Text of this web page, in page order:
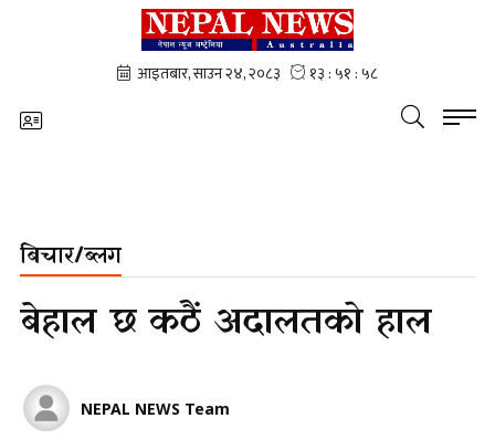
बिचार/ब्लग
बेहाल छ कठैं अदालतको हाल
NEPAL NEWS Team